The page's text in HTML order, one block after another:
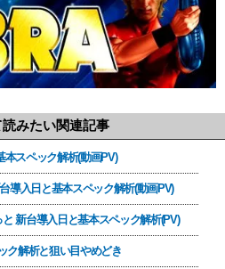
みたい関連記事
スペック解析(動画PV)
導入日と基本スペック解析(動画PV)
新台導入日と基本スペック解析(PV)
ク解析と狙い目やめどき